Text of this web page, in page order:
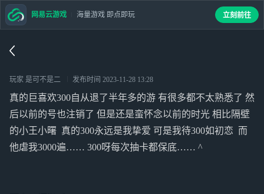
玩家 是可不是二 发布时间 2023-11-28 13:28
真的巨喜欢300自从退了半年多的游 有很多都不太熟悉了 然
后以前的号也注销了 但是还是蛮怀念以前的时光 相比隔壁
的小王小曙 真的300永远是我挚爱 可是我待300如初恋 而
他虐我3000遍…… 300呀每次抽卡都保底…… ^
网易云游戏 海量游戏 即点即玩 立刻前往